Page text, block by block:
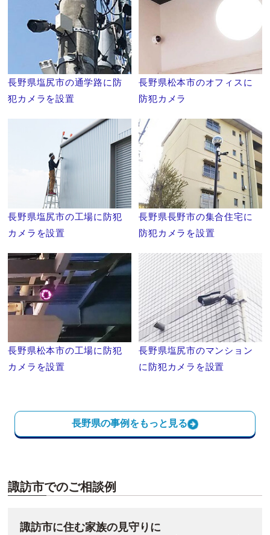
長野県塩尻市の通学路に防
犯カメラを設置
長野県松本市のオフィスに
防犯カメラ
長野県塩尻市の工場に防犯
カメラを設置
長野県長野市の集合住宅に
防犯カメラを設置
長野県松本市の工場に防犯
カメラを設置
長野県塩尻市のマンション
に防犯カメラを設置
長野県の事例をもっと見る
諏訪市でのご相談例
諏訪市に住む家族の見守りに